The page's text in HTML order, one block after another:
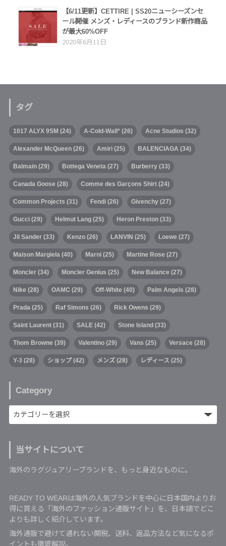
【6/11更新】CETTIRE | SS20ニューシーズンセ
ール開催 メンズ・レディースのブランド新作商品
が最大60%OFF
2020年6月11日
タグ
1017 ALYX 9SM (24) A-Cold-Wall*(26) Acne Studios (32)
Alexander McQueen(26) Amiri(25) BALENCIAGA (34)
Balmain(29) Bottega Veneta(27) Burberry(33)
Canada Goose (28) Comme des Garçons Shirt(24)
Common Projects (31) Fendi(26) Givenchy(27)
Gucci(29) Helmut Lang(25) Heron Preston(33)
Jil Sander(33) Kenzo(26) LANVIN (25) Loewe (27)
Maison Margiela(40) Marni(25) Martine Rose (27)
Moncler(34) Moncler Genius (25) New Balance (27)
Nike (28) OAMC (29) Off-White (40) Palm Angels (28)
Prada(25) Raf Simons (26) Rick Owens (29)
Saint Laurent(31) SALE(42) Stone Island (33)
Thom Browne (39) Valentino(29) Vans (25) Versace (28)
Y-3 (28) ショップ(42) メンズ(28) レディース (25)
Category
当サイトについて
海外のラグジュアリーブランドを、もっと身近なものに。
READY TO WEARは海外の人気ブランドを中心に日本国内よりお
得に買える「海外のファッション通販サイト」を、日本語でどこ
よりも詳しく紹介しています。
海外通販で避けて通れない関税、送料、返品方法など気になるポ
イントも徹底解説。